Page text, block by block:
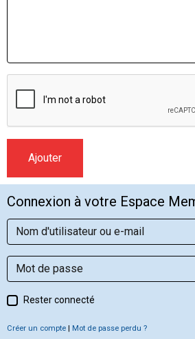
Ajouter
Connexion à votre Espace
Rester connecté
Créer un compte | Mot de passe perdu ?